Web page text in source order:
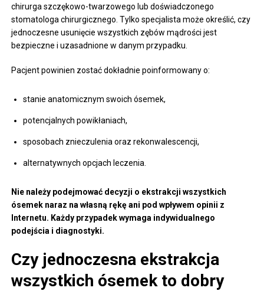
chirurga szczękowo-twarzowego lub doświadczonego
stomatologa chirurgicznego. Tylko specjalista może określić, czy
jednoczesne usunięcie wszystkich zębów mądrości jest
bezpieczne i uzasadnione w danym przypadku.
Pacjent powinien zostać dokładnie poinformowany o:
stanie anatomicznym swoich ósemek,
potencjalnych powikłaniach,
sposobach znieczulenia oraz rekonwalescencji,
alternatywnych opcjach leczenia.
Nie należy podejmować decyzji o ekstrakcji wszystkich
ósemek naraz na własną rękę ani pod wpływem opinii z
Internetu. Każdy przypadek wymaga indywidualnego
podejścia i diagnostyki.
Czy jednoczesna ekstrakcja
wszystkich ósemek to dobry